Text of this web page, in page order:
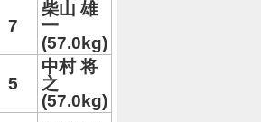
7
柴山 雄
一
(57.0kg)
5
中村 将
之
(57.0kg)